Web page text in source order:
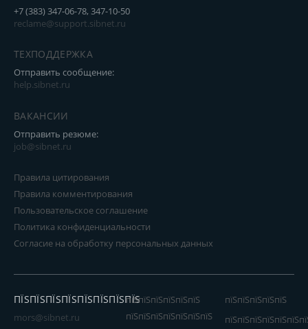
+7 (383) 347-06-78, 347-10-50
reclame@support.sibnet.ru
ТЕХПОДДЕРЖКА
Отправить сообщение:
help.sibnet.ru
ВАКАНСИИ
Отправить резюме:
job@sibnet.ru
Правила цитирования
Правила комментирования
Пользовательское соглашение
Политика конфиденциальности
Согласие на обработку персональных данных
ПЇЅПЇЅПЇЅПЇЅПЇЅПЇЅПЇЅПЇЅ
mors@sibnet.ru
пїЅпїЅпїЅпїЅпїЅпїЅ
пїЅпїЅпїЅпїЅпїЅпїЅпїЅ
пїЅпїЅпїЅпїЅпїЅ